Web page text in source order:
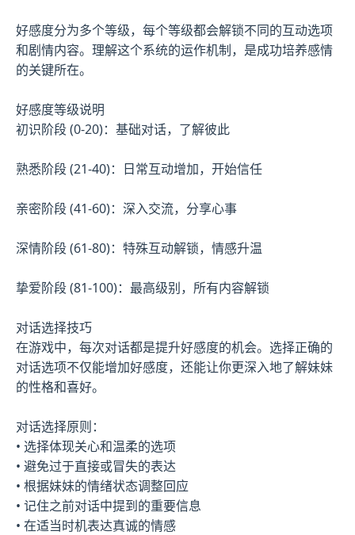
好感度分为多个等级，每个等级都会解锁不同的互动选项
和剧情内容。理解这个系统的运作机制，是成功培养感情
的关键所在。
好感度等级说明
初识阶段 (0-20)：基础对话，了解彼此
熟悉阶段 (21-40)：日常互动增加，开始信任
亲密阶段 (41-60)：深入交流，分享心事
深情阶段 (61-80)：特殊互动解锁，情感升温
挚爱阶段 (81-100)：最高级别，所有内容解锁
对话选择技巧
在游戏中，每次对话都是提升好感度的机会。选择正确的
对话选项不仅能增加好感度，还能让你更深入地了解妹妹
的性格和喜好。
对话选择原则：
• 选择体现关心和温柔的选项
• 避免过于直接或冒失的表达
• 根据妹妹的情绪状态调整回应
• 记住之前对话中提到的重要信息
• 在适当时机表达真诚的情感